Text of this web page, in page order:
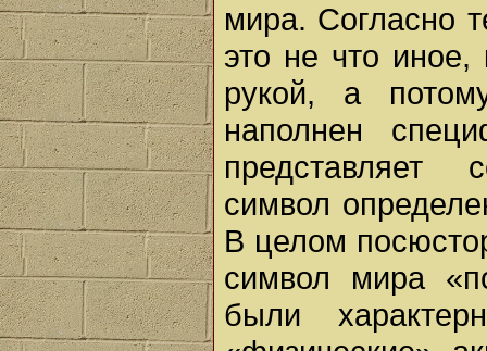
мира. Согласно
это не что иное,
рукой, а
наполнен
представляет
символ
В целом
символ мира
были